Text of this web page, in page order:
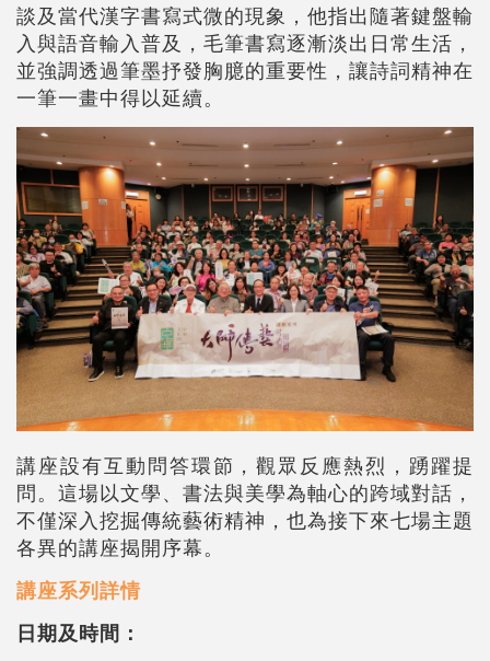
談及當代漢字書寫式微的現象，他指出隨著鍵盤輸
入與語音輸入普及，毛筆書寫逐漸淡出日常生活，
並強調透過筆墨抒發胸臆的重要性，讓詩詞精神在
一筆一畫中得以延續。
講座設有互動問答環節，觀眾反應熱烈，踴躍提
問。這場以文學、書法與美學為軸心的跨域對話，
不僅深入挖掘傳統藝術精神，也為接下來七場主題
各異的講座揭開序幕。
講座系列詳情
日期及時間：